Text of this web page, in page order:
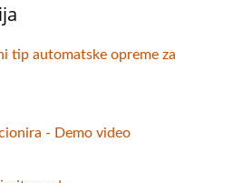
tip automatske opreme za
- Demo video